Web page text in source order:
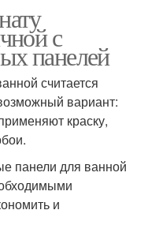
с
панелей
считается
вариант:
краску,
панели для ванной
и